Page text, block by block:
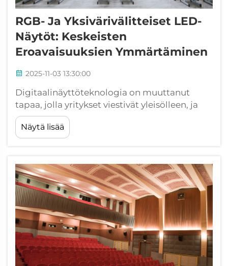
RGB- Ja Yksivärivälitteiset LED-
Näytöt: Keskeisten
Eroavaisuuksien Ymmärtäminen
2025-11-03 13:30:00
Digitaalinäyttöteknologia on muuttanut
tapaa, jolla yritykset viestivät yleisölleen, ja
LED-näytöt ovat nousseet hallitsevaksi
vaihtoehdoksi monissa sovelluksissa.
Valittaessa LED-näyttöratkaisuja
päätöksen...
Näytä lisää